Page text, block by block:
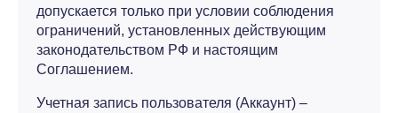
допускается только при условии соблюдения
ограничений, установленных действующим
законодательством РФ и настоящим
Соглашением.
Учетная запись пользователя (Аккаунт) –